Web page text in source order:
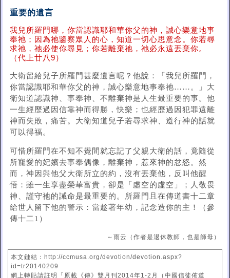
重要的遺言
我兒所羅門哪，你當認識耶和華你父的神，誠心樂意地事
奉祂；因為祂鑒察眾人的心，知道一切心思意念。你若尋
求祂，祂必使你尋見；你若離棄祂，祂必永遠丟棄你。
（代上廿八9）
大衛留給兒子所羅門甚麼遺言呢？他說：「我兒所羅門，
你當認識耶和華你父的神，誠心樂意地事奉祂……。」大
衛知道認識神、事奉神、不離棄神是人生最重要的事。他
一生經歷過因信靠神而得勝，快樂；也經歷過因犯罪遠離
神而失敗，痛苦。大衛知道兒子若尋求神、遵行神的話就
可以得福。
可惜所羅門在不知不覺間就忘記了父親大衛的話，竟隨從
所寵愛的妃嬪去事奉偶像，離棄神，惹來神的忿怒。然
而，神因與他父大衛所立的約，沒有丟棄他，反叫他醒
悟：雖一生享盡榮華富貴，卻是「虛空的虛空」；人敬畏
神、謹守祂的誡命是最重要的。所羅門且在傳道書十二章
給世人留下他的警示：當趁著年幼，記念造你的主！（參
傳十二1）
～雨云（作者是退休教師，也是師母）
本文鏈結：http://ccmusa.org/devotion/devotion.aspx?
id=tr20140209
網上轉貼請註明「原載《傳》雙月刊2014年1-2月（中國信徒佈道